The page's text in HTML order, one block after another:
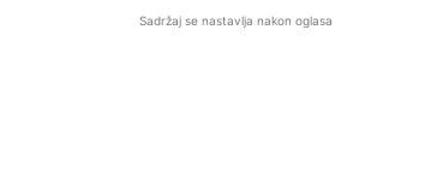
Sadržaj se nastavlja nakon oglasa